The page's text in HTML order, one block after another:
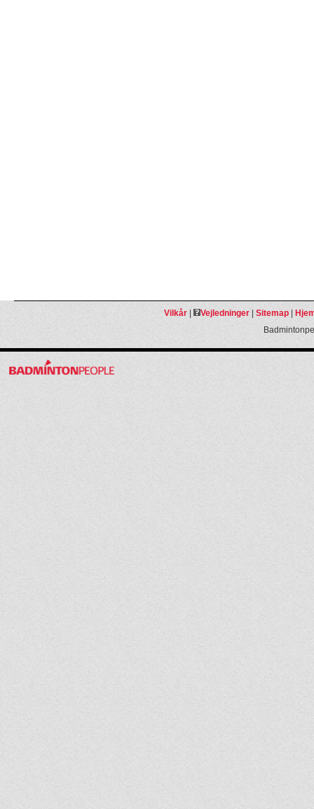
Vilkår| Vejledninger| Sitemap|